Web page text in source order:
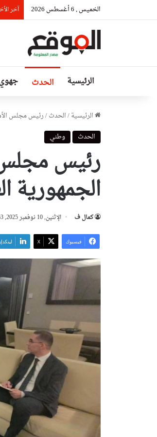
الخميس , 6 أغسطس 2026 آخر
الرئيسية الحدث
الرئيسية/الحدث/رئيس مجلس
الحدث
وطني
رئيس مجلس
الجمهورية
كمال ف الإثنين, 10 نوفمبر 2025, 20:53
فيسبوك ‫X